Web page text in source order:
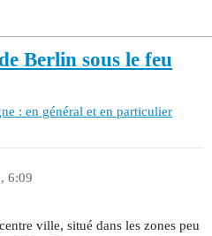
Berlin sous le feu
: en général et en particulier
6:09
ville, situé dans les zones peu